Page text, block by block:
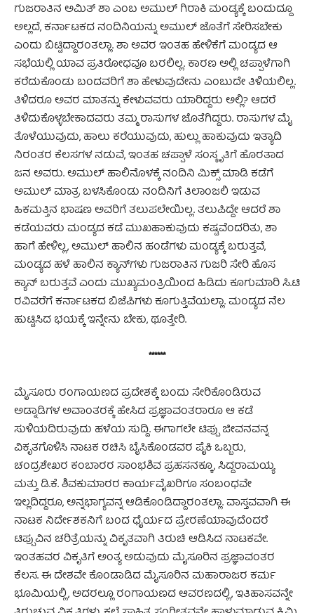
ಗುಜರಾತಿನ ಅಮಿತ್ ಶಾ ಎಂಬ ಅಮುಲ್ ಗಿರಾಕಿ ಮಂಡ್ಯಕ್ಕೆ ಬಂದುದ್ದೂ
ಅಲ್ಲದೆ, ಕರ್ನಾಟಕದ ನಂದಿನಿಯನ್ನು ಅಮುಲ್ ಜೊತೆಗೆ ಸೇರಿಸಬೇಕು
ಎಂದು ಬಿಟ್ಟಿದ್ದಾರಂತಲ್ಲಾ. ಶಾ ಅವರ ಇಂತಹ ಹೇಳಿಕೆಗೆ ಮಂಡ್ಯದ ಆ
ಸಭೆಯಲ್ಲಿ ಯಾವ ಪ್ರತಿರೋಧವೂ ಬರಲಿಲ್ಲ. ಕಾರಣ ಅಲ್ಲಿ ಚಪ್ಪಾಳೆಗಾಗಿ
ಕರೆದುಕೊಂಡು ಬಂದವರಿಗೆ ಶಾ ಹೇಳುವುದೇನು ಎಂಬುದೇ ತಿಳಿಯಲಿಲ್ಲ.
ತಿಳಿದರೂ ಅವರ ಮಾತನ್ನು ಕೇಳುವವರು ಯಾರಿದ್ದರು ಅಲ್ಲಿ? ಆದರೆ
ತಿಳಿದುಕೊಳ್ಳಬೇಕಾದವರು ತಮ್ಮ ರಾಸುಗಳ ಜೊತೆಗಿದ್ದರು. ರಾಸುಗಳ ಮೈ
ತೊಳೆಯುವುದು, ಹಾಲು ಕರೆಯುವುದು, ಹುಲ್ಲು ಹಾಕುವುದು ಇತ್ಯಾದಿ
ನಿರಂತರ ಕೆಲಸಗಳ ನಡುವೆ, ಇಂತಹ ಚಪ್ಪಾಳೆ ಸಂಸ್ಕೃತಿಗೆ ಹೊರತಾದ
ಜನ ಅವರು. ಅಮುಲ್ ಹಾಲಿನೊಳಕ್ಕೆ ನಂದಿನಿ ಮಿಕ್ಸ್ ಮಾಡಿ ಕಡೆಗೆ
ಅಮುಲ್ ಮಾತ್ರ ಬಳಸಿಕೊಂಡು ನಂದಿನಿಗೆ ತಿಲಾಂಜಲಿ ಇಡುವ
ಹಿಕಮತ್ತಿನ ಭಾಷಣ ಅವರಿಗೆ ತಲುಪಲೇಯಿಲ್ಲ. ತಲುಪಿದ್ದೇ ಆದರೆ ಶಾ
ಕಡೆಯವರು ಮಂಡ್ಯದ ಕಡೆ ಮುಖಹಾಕುವುದು ಕಷ್ಟವೆಂದರಿತು, ಶಾ
ಹಾಗೆ ಹೇಳಿಲ್ಲ, ಅಮುಲ್ ಹಾಲಿನ ಹಂಡೆಗಳು ಮಂಡ್ಯಕ್ಕೆ ಬರುತ್ತವೆ,
ಮಂಡ್ಯದ ಹಳೆ ಹಾಲಿನ ಕ್ಯಾನ್‌ಗಳು ಗುಜರಾತಿನ ಗುಜರಿ ಸೇರಿ ಹೊಸ
ಕ್ಯಾನ್ ಬರುತ್ತವೆ ಎಂದು ಮುಖ್ಯಮಂತ್ರಿಯಿಂದ ಹಿಡಿದು ಕೂಗುಮಾರಿ ಸಿ.ಟಿ
ರವಿವರೆಗೆ ಕರ್ನಾಟಕದ ಬಿಜೆಪಿಗಳು ಕೂಗುತ್ತಿವೆಯಲ್ಲಾ. ಮಂಡ್ಯದ ನೆಲ
ಹುಟ್ಟಿಸಿದ ಭಯಕ್ಕೆ ಇನ್ನೇನು ಬೇಕು, ಥೂತ್ತೇರಿ.
******
ಮೈಸೂರು ರಂಗಾಯಣದ ಪ್ರದೇಶಕ್ಕೆ ಬಂದು ಸೇರಿಕೊಂಡಿರುವ
ಅಡ್ನಾಡಿಗಳ ಅವಾಂತರಕ್ಕೆ ಹೇಸಿದ ಪ್ರಜ್ಞಾವಂತರಾರೂ ಆ ಕಡೆ
ಸುಳಿಯದಿರುವುದು ಹಳೆಯ ಸುದ್ದಿ. ಈಗಾಗಲೇ ಟಿಪ್ಪು ಜೀವನವನ್ನ
ವಿಕೃತಗೊಳಿಸಿ ನಾಟಕ ರಚಿಸಿ ಬೈಸಿಕೊಂಡವರ ಪೈಕಿ ಒಬ್ಬರು,
ಚಂದ್ರಶೇಖರ ಕಂಬಾರರ ಸಾಂಭಶಿವ ಪ್ರಹಸನಕ್ಕೂ, ಸಿದ್ದರಾಮಯ್ಯ
ಮತ್ತು ಡಿ.ಕೆ. ಶಿವಕುಮಾರರ ಕಾರ್ಯವೈಖರಿಗೂ ಸಂಬಂಧವೇ
ಇಲ್ಲದಿದ್ದರೂ, ಅನ್ನಭಾಗ್ಯವನ್ನ ಆಡಿಕೊಂಡಿದ್ದಾರಂತಲ್ಲಾ. ವಾಸ್ತವವಾಗಿ ಈ
ನಾಟಕ ನಿರ್ದೇಶಕನಿಗೆ ಬಂದ ಧೈರ್ಯದ ಪ್ರೇರಣೆಯಾವುದೆಂದರೆ
ಟಿಪ್ಪುವಿನ ಚರಿತ್ರೆಯನ್ನು ವಿಕೃತವಾಗಿ ತಿರುಚಿ ಆಡಿಸಿದ ನಾಟಕವೇ.
ಇಂತಹವರ ವಿಕೃತಿಗೆ ಅಂತ್ಯ ಅಡುವುದು ಮೈಸೂರಿನ ಪ್ರಜ್ಞಾವಂತರ
ಕೆಲಸ. ಈ ದೇಶವೇ ಕೊಂಡಾಡಿದ ಮೈಸೂರಿನ ಮಹಾರಾಜರ ಕರ್ಮ
ಭೂಮಿಯಲ್ಲಿ, ಅದರಲ್ಲೂ ರಂಗಾಯಣದ ಆವರಣದಲ್ಲಿ, ಇತಿಹಾಸವನ್ನೇ